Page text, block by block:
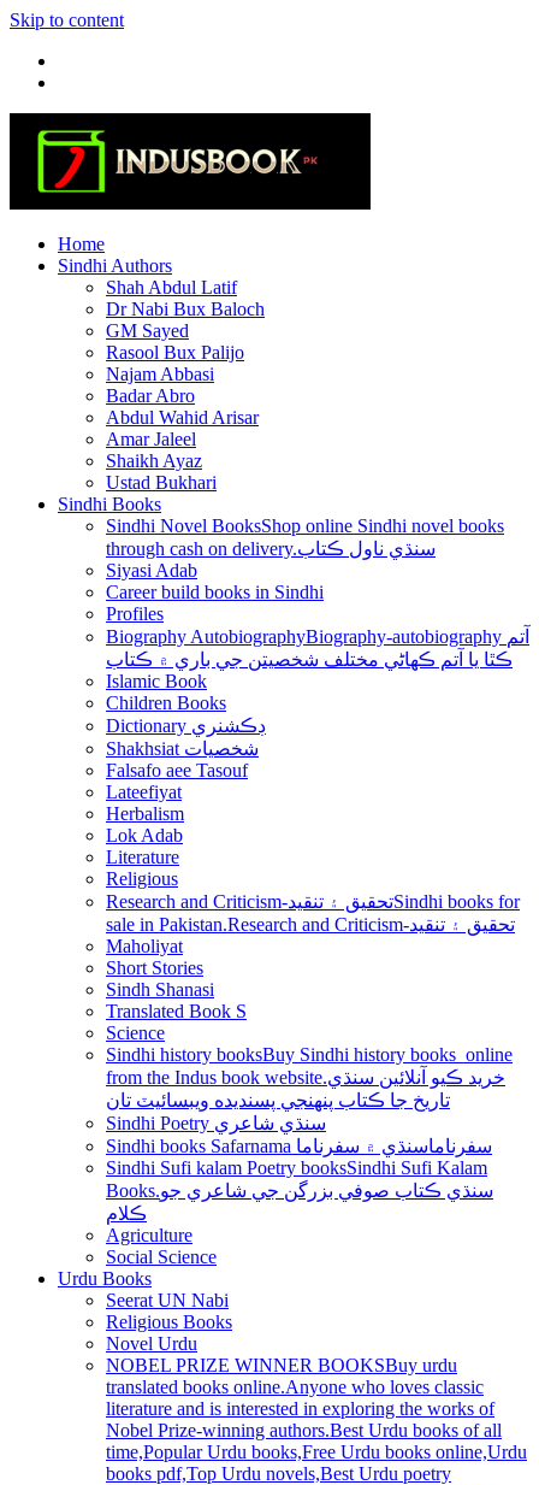
Skip to content
Home
Sindhi Authors
Shah Abdul Latif
Dr Nabi Bux Baloch
GM Sayed
Rasool Bux Palijo
Najam Abbasi
Badar Abro
Abdul Wahid Arisar
Amar Jaleel
Shaikh Ayaz
Ustad Bukhari
Sindhi Books
Sindhi Novel BooksShop online Sindhi novel books
through cash on delivery.سنڌي ناول ڪتاب
Siyasi Adab
Career build books in Sindhi
Profiles
Biography AutobiographyBiography-autobiography آتم
ڪٿا يا آتم ڪھاڻي مختلف شخصيتن جي باري ۾ ڪتاب
Islamic Book
Children Books
Dictionary ڊڪشنري
Shakhsiat شخصيات
Falsafo aee Tasouf
Lateefiyat
Herbalism
Lok Adab
Literature
Religious
Research and Criticism-تحقيق ۽ تنقيدSindhi books for
sale in Pakistan.Research and Criticism-تحقيق ۽ تنقيد
Maholiyat
Short Stories
Sindh Shanasi
Translated Book S
Science
Sindhi history booksBuy Sindhi history books online
from the Indus book website.خريد ڪيو آنلائين سنڌي
تاريخ جا ڪتاب پنھنجي پسنديده ويبسائيٽ تان
Sindhi Poetry سنڌي شاعري
Sindhi books Safarnama سفرناماسنڌي ۾ سفرناما
Sindhi Sufi kalam Poetry booksSindhi Sufi Kalam
Books.سنڌي ڪتاب صوفي بزرگن جي شاعري جو
ڪلام
Agriculture
Social Science
Urdu Books
Seerat UN Nabi
Religious Books
Novel Urdu
NOBEL PRIZE WINNER BOOKSBuy urdu
translated books online.Anyone who loves classic
literature and is interested in exploring the works of
Nobel Prize-winning authors.Best Urdu books of all
time,Popular Urdu books,Free Urdu books online,Urdu
books pdf,Top Urdu novels,Best Urdu poetry